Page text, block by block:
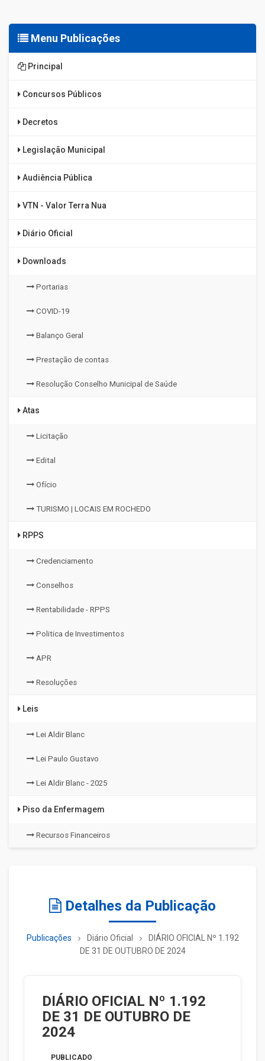
Menu Publicações
Principal
Concursos Públicos
Decretos
Legislação Municipal
Audiência Pública
VTN - Valor Terra Nua
Diário Oficial
Downloads
Portarias
COVID-19
Balanço Geral
Prestação de contas
Resolução Conselho Municipal de Saúde
Atas
Licitação
Edital
Ofício
TURISMO | LOCAIS EM ROCHEDO
RPPS
Credenciamento
Conselhos
Rentabilidade - RPPS
Politica de Investimentos
APR
Resoluções
Leis
Lei Aldir Blanc
Lei Paulo Gustavo
Lei Aldir Blanc - 2025
Piso da Enfermagem
Recursos Financeiros
Detalhes da Publicação
Publicações Diário Oficial
DIÁRIO OFICIAL Nº 1.192
DE 31 DE OUTUBRO DE 2024
DIÁRIO OFICIAL Nº 1.192
DE 31 DE OUTUBRO DE
2024
PUBLICADO